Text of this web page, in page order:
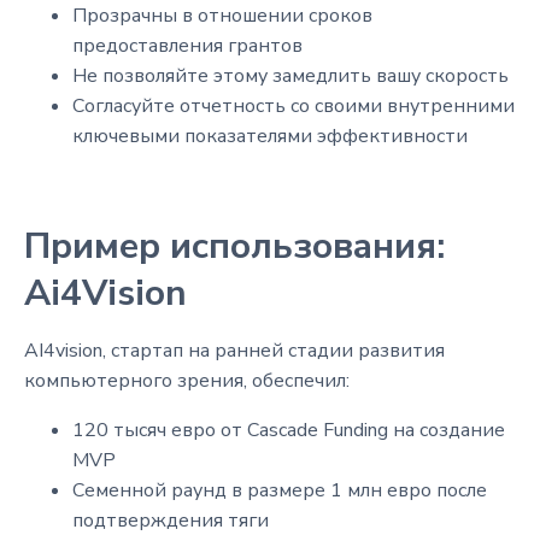
Прозрачны в отношении сроков
предоставления грантов
Не позволяйте этому замедлить вашу скорость
Согласуйте отчетность со своими внутренними
ключевыми показателями эффективности
Пример использования:
Ai4Vision
AI4vision, стартап на ранней стадии развития
компьютерного зрения, обеспечил:
120 тысяч евро от Cascade Funding на создание
MVP
Семенной раунд в размере 1 млн евро после
подтверждения тяги